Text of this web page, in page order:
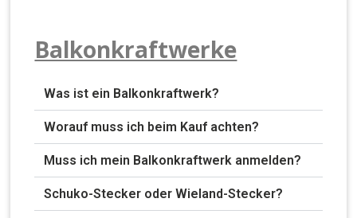
Balkonkraftwerke
Was ist ein Balkonkraftwerk?
Worauf muss ich beim Kauf achten?
Muss ich mein Balkonkraftwerk anmelden?
Schuko-Stecker oder Wieland-Stecker?